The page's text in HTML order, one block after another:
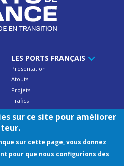
LES PORTS FRANÇAIS
Présentation
Atouts
Projets
Trafics
RESSOURCES
Publications
sur ce site pour améliorer
sur cette page, vous donnez
pour que nous configurions des